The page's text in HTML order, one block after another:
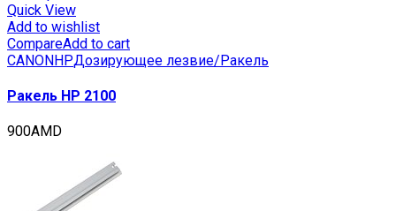
Quick View
Add to wishlist
CompareAdd to cart
CANONHPДозирующее лезвие/Ракель
Ракель HP 2100
900AMD